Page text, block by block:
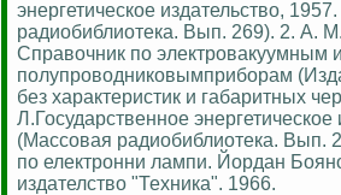
энергетическое издательство,
радиобиблиотека. Вып. 269). 2. А.
Справочник по электровакуумным и
полупроводниковымприборам
без характеристик и габаритных
Л.Государственное энергетическое
(Массовая радиобиблиотека. Вып.
по електронни лампи. Йордан
издателство "Техника". 1966.